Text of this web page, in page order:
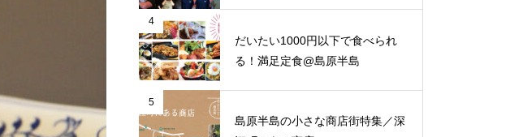
キングスペース
英語が好きにな
る。「Ayumi’s E
至福の時間「酵素温浴 haco」
ル
いってみた！
4
だいたい1000円以下で食べられ
る！満足定食@島原半島
5
島原半島の小さな商店街特集／深